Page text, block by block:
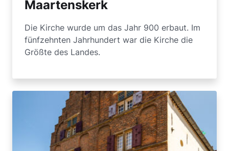
Maartenskerk
Die Kirche wurde um das Jahr 900 erbaut. Im
fünfzehnten Jahrhundert war die Kirche die
Größte des Landes.